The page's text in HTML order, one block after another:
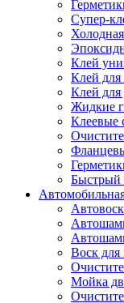
Супер-
Клей
Клей для
Клей для
Жидкие
Клеевые
Быстрый
Воск для
Мойка